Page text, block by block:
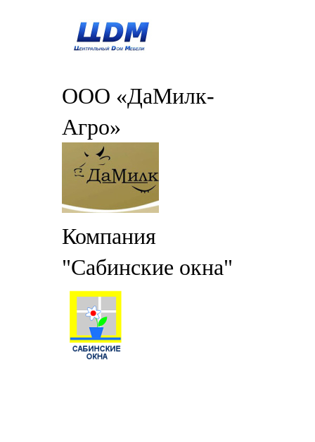
ООО «ДаМилк-
Агро»
Компания
"Сабинские окна"